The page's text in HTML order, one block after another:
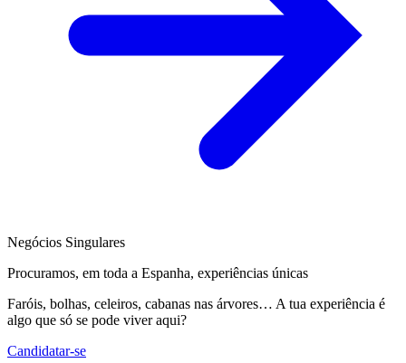
Negócios Singulares
Procuramos, em toda a Espanha, experiências únicas
Faróis, bolhas, celeiros, cabanas nas árvores… A tua experiência é
algo que só se pode viver aqui?
Candidatar-se